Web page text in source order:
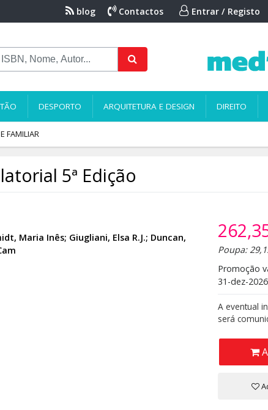
blog Contactos Entrar / Registo
DESPORTO ARQUITETURA E DESIGN DIREITO
FAMILIAR
5ª Edição
Maria Inês; Giugliani, Elsa R.J.; Duncan,
Poupa:
Promoção
31-dez-
A eventual
será